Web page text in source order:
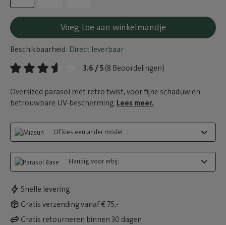
Voeg toe aan winkelmandje
Beschikbaarheid: Direct leverbaar
3.6 / 5 (8 Beoordelingen)
Oversized parasol met retro twist, voor fijne schaduw en
betrouwbare UV-bescherming. Lees meer.
Of kies een ander model...:
Handig voor erbij:
Snelle levering
Gratis verzending vanaf € 75,-
Gratis retourneren binnen 30 dagen